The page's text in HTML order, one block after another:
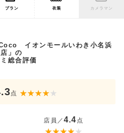
プラン 衣装 カメラマン
Coco イオンモールいわき小名浜
店」の
総合評価
点
店員／ 4.4 点